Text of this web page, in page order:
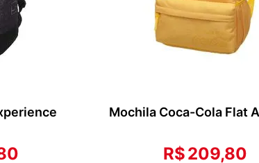
Mochila Coca-Cola Flat
R$209,80
ADICIONAR AO